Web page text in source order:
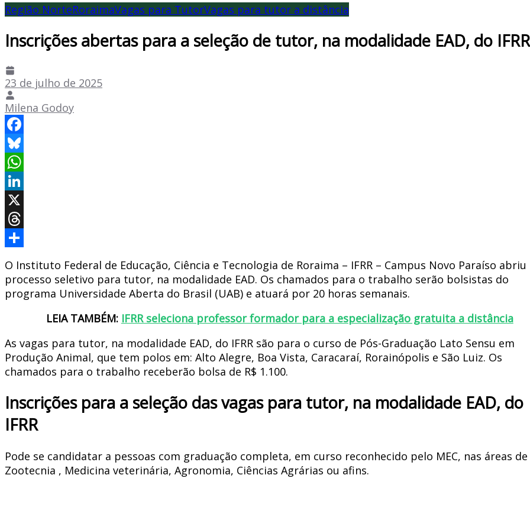
Região NorteRoraimaVagas para TutorVagas para tutor a distância
Inscrições abertas para a seleção de tutor, na modalidade EAD, do IFRR
23 de julho de 2025
Milena Godoy
Facebook
Bluesky
WhatsApp
LinkedIn
X
Threads
O Instituto Federal de Educação, Ciência e Tecnologia de Roraima – IFRR – Campus Novo Paraíso
processo seletivo para tutor, na modalidade EAD. Os chamados para o trabalho serão bolsistas do
programa Universidade Aberta do Brasil (UAB) e atuará por 20 horas semanais.
LEIA TAMBÉM: IFRR seleciona professor formador para a especialização gratuita a distância
As vagas para tutor, na modalidade EAD, do IFRR são para o curso de Pós-Graduação Lato Sensu em
Produção Animal, que tem polos em: Alto Alegre, Boa Vista, Caracaraí, Rorainópolis e São Luiz. Os
chamados para o trabalho receberão bolsa de R$ 1.100.
Inscrições para a seleção das vagas para tutor, na modalidade EAD, do
IFRR
Pode se candidatar a pessoas com graduação completa, em curso reconhecido pelo MEC, nas áreas de
Zootecnia , Medicina veterinária, Agronomia, Ciências Agrárias ou afins.